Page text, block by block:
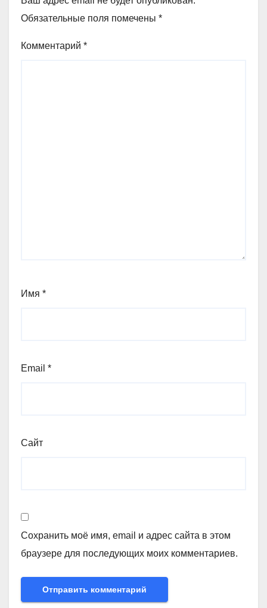
Обязательные поля помечены *
Комментарий *
Имя *
Email *
Сайт
Сохранить моё имя, email и адрес сайта в этом
браузере для последующих моих комментариев.